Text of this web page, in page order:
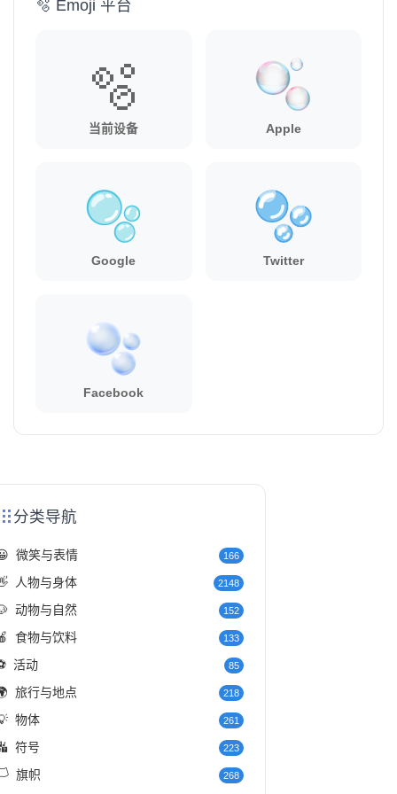
🫧 Emoji 平台
🫧
当前设备 Apple
Google Twitter
Facebook
分类导航
微笑与表情 166
人物与身体 2148
动物与自然 152
食物与饮料 133
活动 85
旅行与地点 218
物体 261
符号 223
旗帜 268